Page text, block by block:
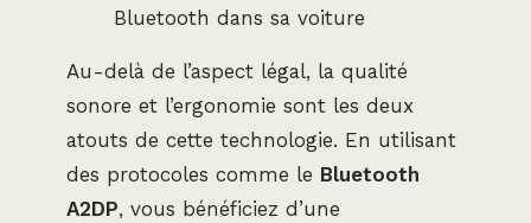
Bluetooth dans sa voiture
Au-delà de l’aspect légal, la qualité
sonore et l’ergonomie sont les deux
atouts de cette technologie. En utilisant
des protocoles comme le Bluetooth
A2DP, vous bénéficiez d’une